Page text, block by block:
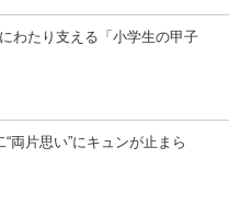
わたり支える「小学生の甲子
両片思い”にキュンが止まら